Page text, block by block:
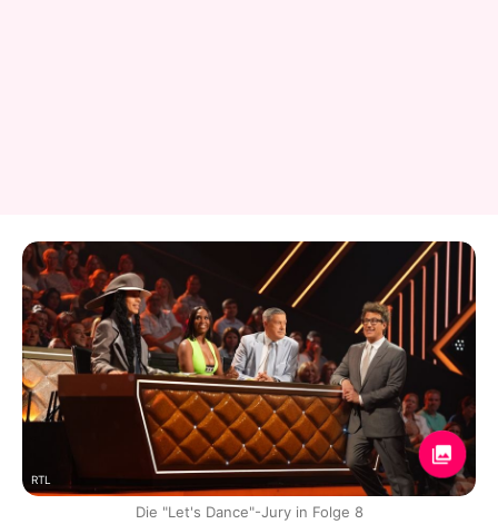
RTL
Die "Let's Dance"-Jury in Folge 8